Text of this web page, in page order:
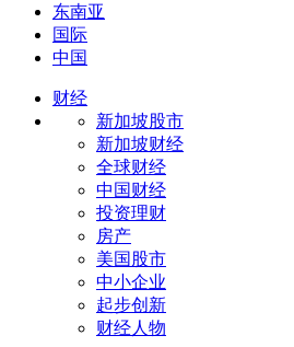
东南亚
国际
中国
财经
新加坡股市
新加坡财经
全球财经
中国财经
投资理财
房产
美国股市
中小企业
起步创新
财经人物